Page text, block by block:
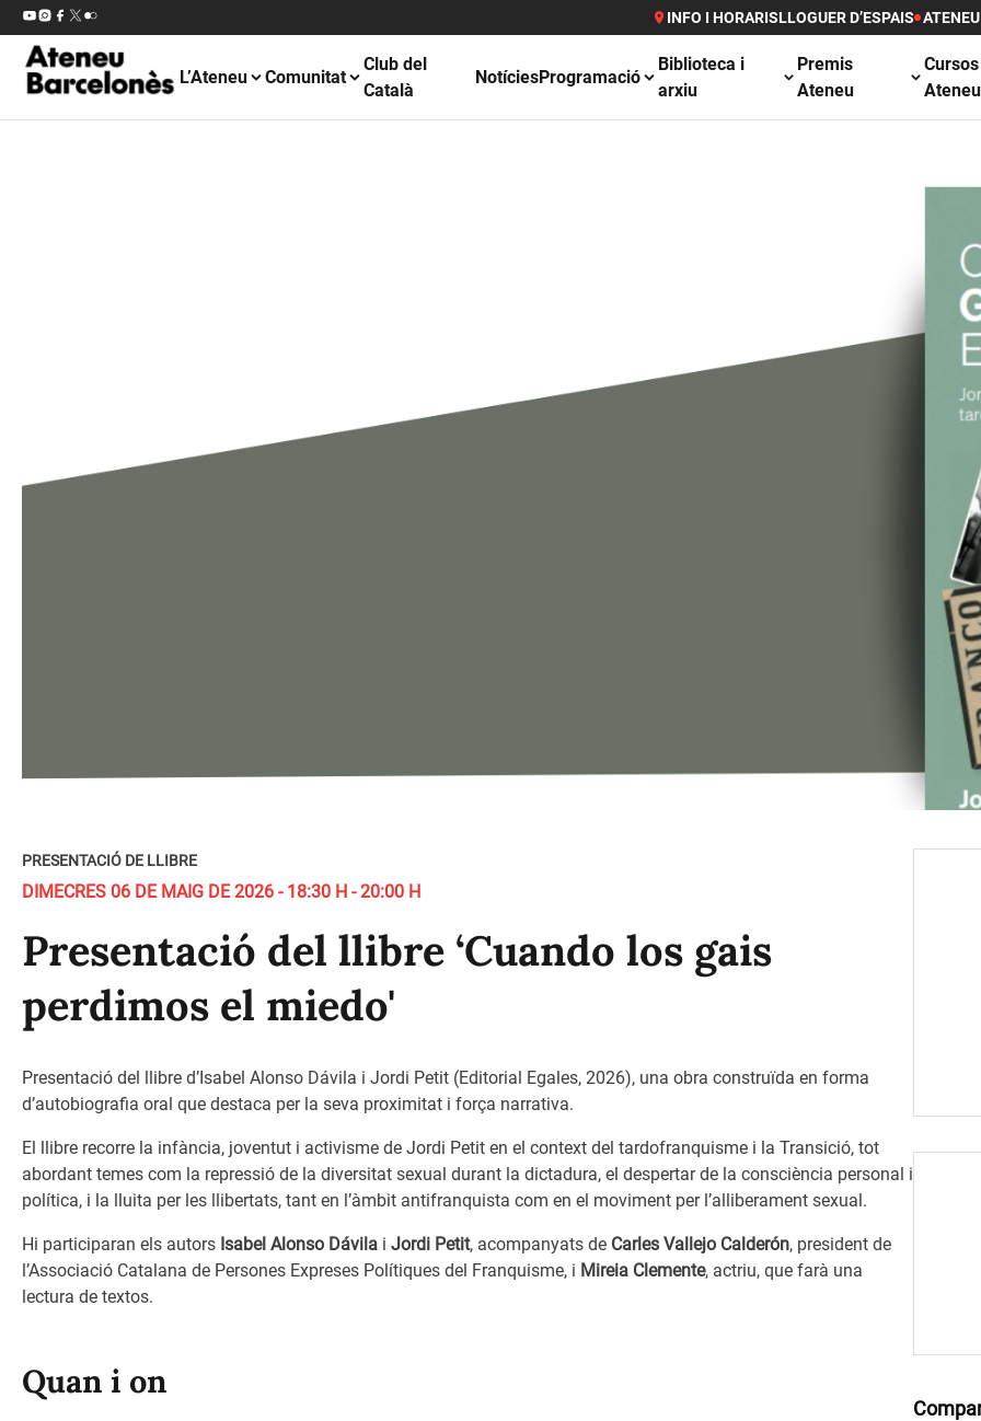
INFO I HORARISLLOGUER D’ESPAIS
L’Ateneu Comunitat
Club del
Català
NotíciesProgramació
Biblioteca i
arxiu
Premis
Ateneu
Ateneu
PRESENTACIÓ DE LLIBRE
DIMECRES 06 DE MAIG DE 2026 - 18:30 H - 20:00 H
Presentació del llibre ‘Cuando los gais
perdimos el miedo'
Presentació del llibre d’Isabel Alonso Dávila i Jordi Petit (Editorial Egales, 2026), una obra construïda en forma
d’autobiografia oral que destaca per la seva proximitat i força narrativa.
El llibre recorre la infància, joventut i activisme de Jordi Petit en el context del tardofranquisme i la Transició, tot
abordant temes com la repressió de la diversitat sexual durant la dictadura, el despertar de la consciència personal i
política, i la lluita per les llibertats, tant en l’àmbit antifranquista com en el moviment per l’alliberament sexual.
Hi participaran els autors Isabel Alonso Dávila i Jordi Petit, acompanyats de Carles Vallejo Calderón, president de
l’Associació Catalana de Persones Expreses Polítiques del Franquisme, i Mireia Clemente, actriu, que farà una
lectura de textos.
Quan i on